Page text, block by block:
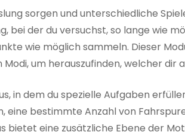
sorgen und unterschiedliche
bei der du versuchst, so lange wie
wie möglich sammeln. Dieser
um herauszufinden, welcher dir
in dem du spezielle Aufgaben
bestimmte Anzahl von
eine zusätzliche Ebene der